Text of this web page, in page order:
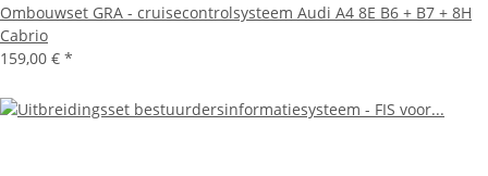
Ombouwset GRA - cruisecontrolsysteem Audi A4 8E B6 + B7 + 8H
Cabrio
159,00 € *